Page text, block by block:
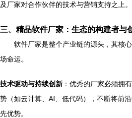
及厂家对合作伙伴的技术与营销支持之上。
三、精品软件厂家：生态的构建者与
软件厂家是整个产业链的源头，其核
场命运。
技术驱动与持续创新 ：优秀的厂家必须拥
势（如云计算、AI、低代码），不断将前
先优势。